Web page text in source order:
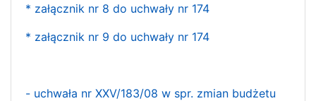
* załącznik nr 8 do uchwały nr 174
* załącznik nr 9 do uchwały nr 174
- uchwała nr XXV/183/08 w spr. zmian budżetu